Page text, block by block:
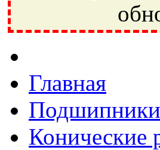
Ивантеевка, подшипники,
Главная
Подшипники
Конические